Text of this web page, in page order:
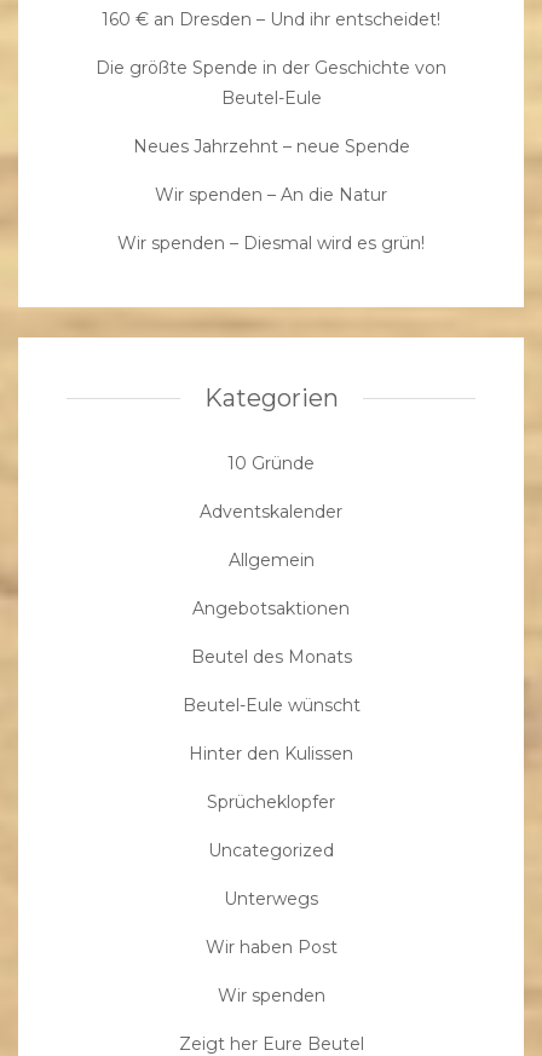
160 € an Dresden – Und ihr entscheidet!
Die größte Spende in der Geschichte von
Beutel-Eule
Neues Jahrzehnt – neue Spende
Wir spenden – An die Natur
Wir spenden – Diesmal wird es grün!
Kategorien
10 Gründe
Adventskalender
Allgemein
Angebotsaktionen
Beutel des Monats
Beutel-Eule wünscht
Hinter den Kulissen
Sprücheklopfer
Uncategorized
Unterwegs
Wir haben Post
Wir spenden
Zeigt her Eure Beutel